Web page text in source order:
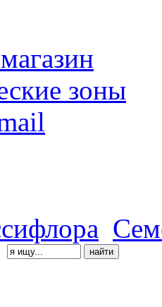
зоны